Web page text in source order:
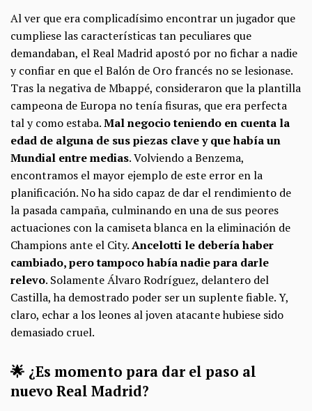
Al ver que era complicadísimo encontrar un jugador que
cumpliese las características tan peculiares que
demandaban, el Real Madrid apostó por no fichar a nadie
y confiar en que el Balón de Oro francés no se lesionase.
Tras la negativa de Mbappé, consideraron que la plantilla
campeona de Europa no tenía fisuras, que era perfecta
tal y como estaba.Mal negocio teniendo en cuenta la
edad de alguna de sus piezas clave y que había un
Mundial entre medias. Volviendo a Benzema,
encontramos el mayor ejemplo de este error en la
planificación. No ha sido capaz de dar el rendimiento de
la pasada campaña, culminando en una de sus peores
actuaciones con la camiseta blanca en la eliminación de
Champions ante el City.Ancelotti le debería haber
cambiado, pero tampoco había nadie para darle
relevo. Solamente Álvaro Rodríguez, delantero del
Castilla, ha demostrado poder ser un suplente fiable. Y,
claro, echar a los leones al joven atacante hubiese sido
demasiado cruel.
🌟 ¿Es momento para dar el paso al
nuevo Real Madrid?